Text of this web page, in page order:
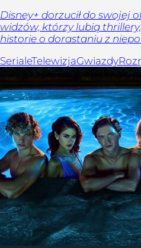
Disney+ dorzucił do swojej
widzów, którzy lubią
historie o dorastaniu z
SerialeTelewizjaGwiazdy